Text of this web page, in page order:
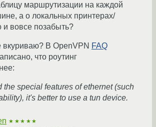
маршрутизации на каждой
а о локальных принтерах/
вовсе позабыть?
вкуриваю? В OpenVPN FAQ
что роутинг
the special features of ethernet (such
it's better to use a tun device.
★★★★★